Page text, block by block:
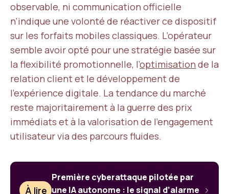
observable, ni communication officielle
n’indique une volonté de réactiver ce dispositif
sur les forfaits mobiles classiques. L’opérateur
semble avoir opté pour une stratégie basée sur
la flexibilité promotionnelle, l’optimisation de la
relation client et le développement de
l’expérience digitale. La tendance du marché
reste majoritairement à la guerre des prix
immédiats et à la valorisation de l’engagement
utilisateur via des parcours fluides.
À lire
Première cyberattaque pilotée par
une IA autonome : le signal d’alarme